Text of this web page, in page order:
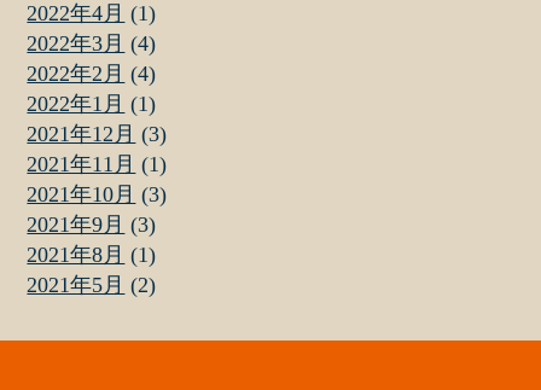
2022年4月 (1)
2022年3月 (4)
2022年2月 (4)
2022年1月 (1)
2021年12月 (3)
2021年11月 (1)
2021年10月 (3)
2021年9月 (3)
2021年8月 (1)
2021年5月 (2)